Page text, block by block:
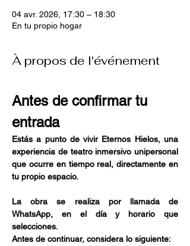
04 avr. 2026, 17:30 – 18:30
En tu propio hogar
À propos de l'événement
Antes de confirmar tu
entrada
Estás a punto de vivir Eternos Hielos, una
experiencia de teatro inmersivo unipersonal
que ocurre en tiempo real, directamente en
tu propio espacio.
La obra se realiza por llamada de
WhatsApp, en el día y horario que
selecciones.
Antes de continuar, considera lo siguiente: